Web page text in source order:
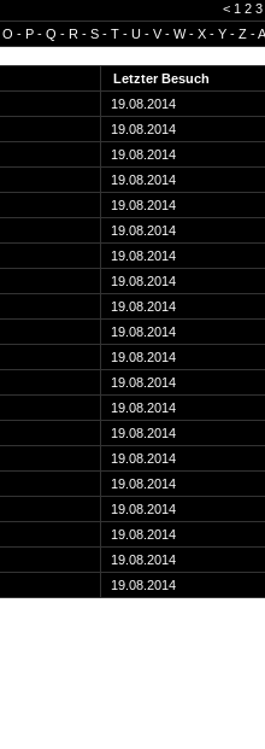
< 1 2 3
O - P - Q - R - S - T - U - V- W- X - Y - Z -
Letzter Besuch
19.08.2014
19.08.2014
19.08.2014
19.08.2014
19.08.2014
19.08.2014
19.08.2014
19.08.2014
19.08.2014
19.08.2014
19.08.2014
19.08.2014
19.08.2014
19.08.2014
19.08.2014
19.08.2014
19.08.2014
19.08.2014
19.08.2014
19.08.2014